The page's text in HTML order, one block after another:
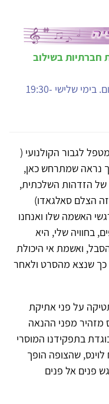
חברתיות בשילוב
פתיחה 3.11.26. הקורס מועבר בזום. בימי שלישי 19:30-
לגבור הקולנועי (
מטפל בנו', רסלינג. 2013), כך נראה שמתרחש כאן,
של הזדהות השלכתית,
הצלם סאלגאדו)
האשמה שלו ואנחנו
בחוויה שלי, היא
ואשמת אי היכולת
שנצא מהסרט ולאחר
על פני אתיקת
מזהיר מפני ההנאה
בתפקידנו המוסרי
לוינס, שהצופה הופך
פנים אל פנים